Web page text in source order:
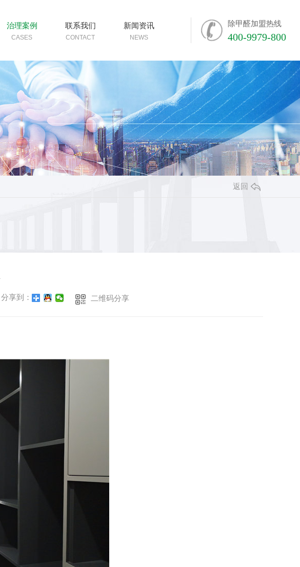
除甲醛加盟热线
400-9979-800
治理案例
CASES
联系我们
CONTACT
新闻资讯
NEWS
返回
分享到： 二维码分享